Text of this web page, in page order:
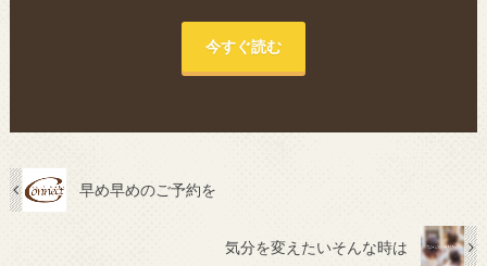
今すぐ読む
早め早めのご予約を
気分を変えたいそんな時は